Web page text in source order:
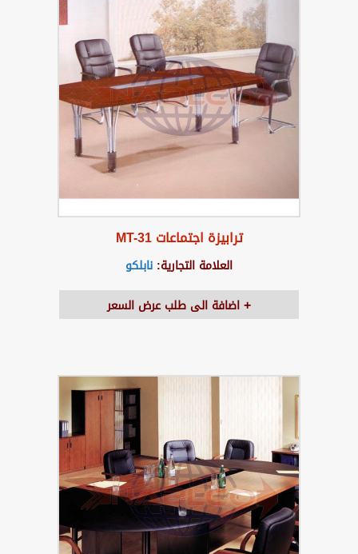
ترابيزة اجتماعات MT-31
العلامة التجارية: نابلكو
اضافة الى طلب عرض السعر